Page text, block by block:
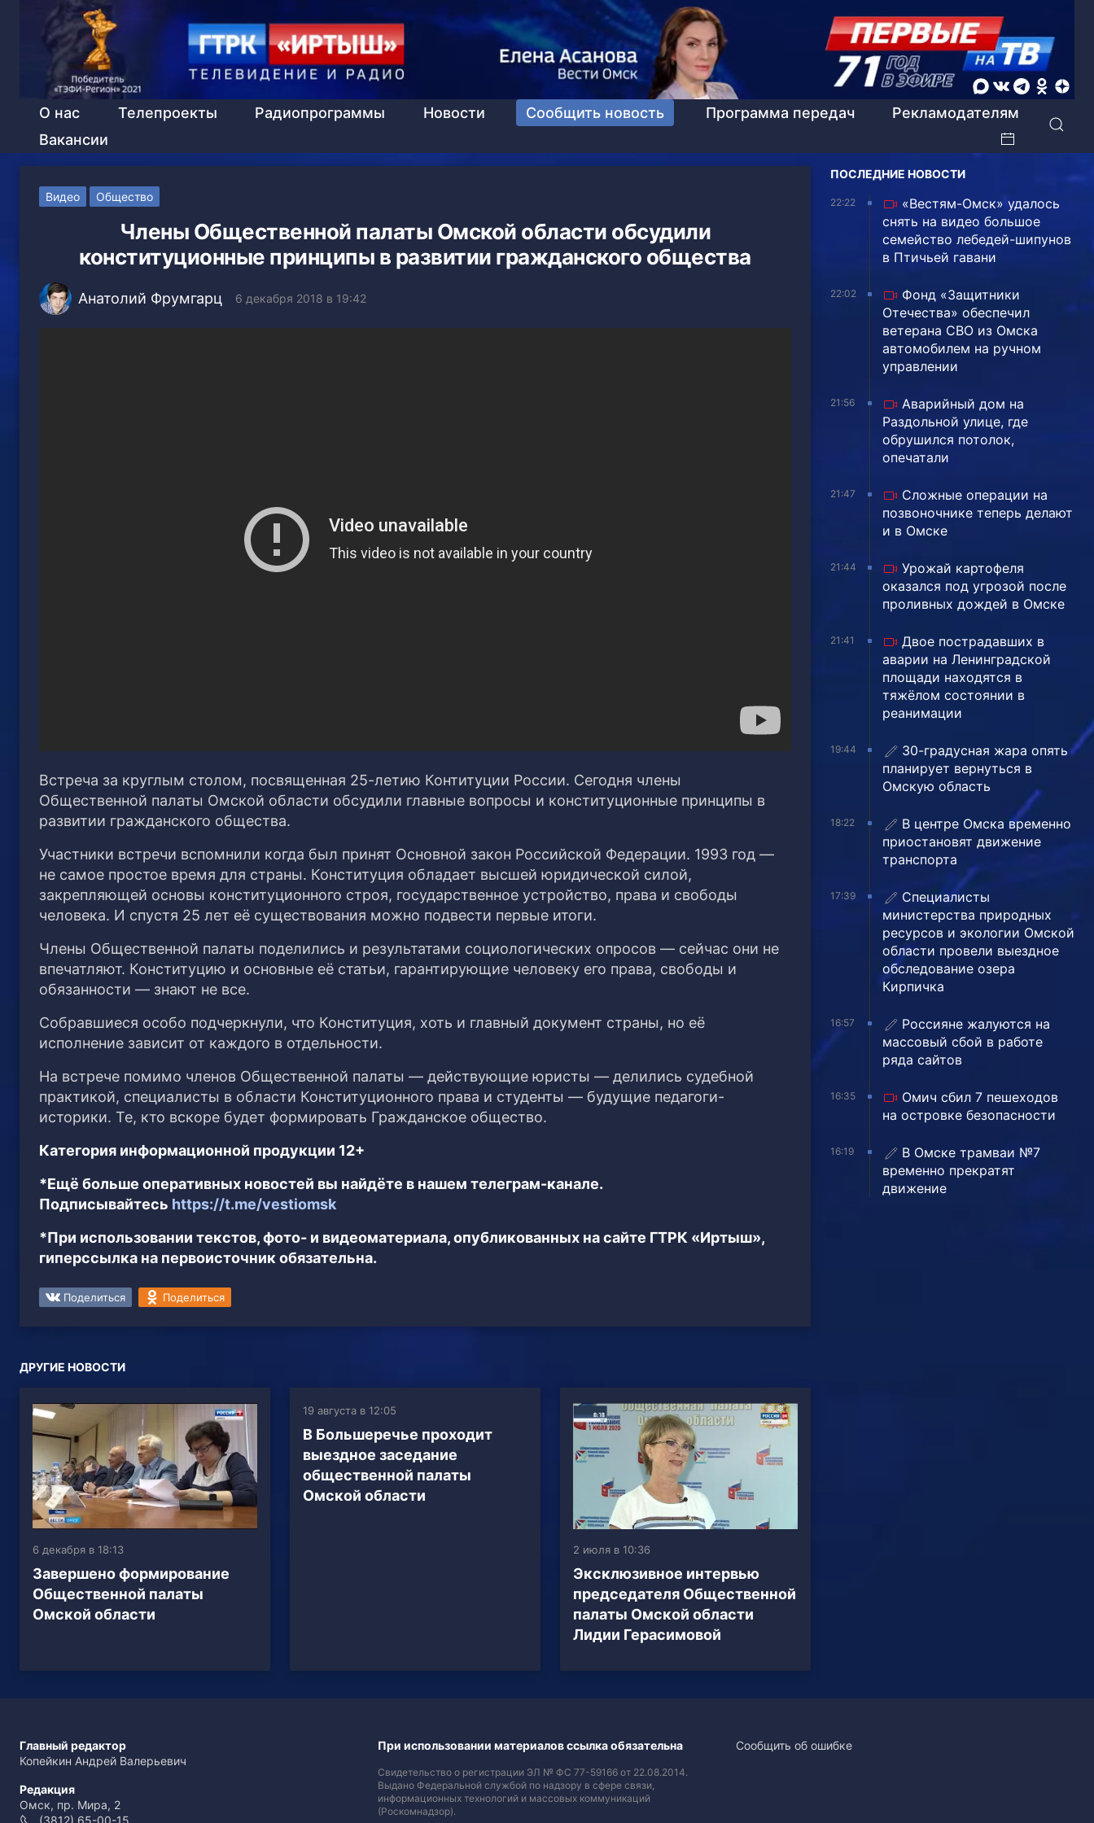
О нас Телепроекты Радиопрограммы Новости Сообщить новость Программа передач
Рекламодателям
Вакансии
Видео Общество
Члены Общественной палаты Омской области обсудили
конституционные принципы в развитии гражданского общества
Анатолий Фрумгарц 6 декабря 2018 в 19:42
Встреча за круглым столом, посвященная 25-летию Контитуции России. Сегодня члены
Общественной палаты Омской области обсудили главные вопросы и конституционные принципы в
развитии гражданского общества.
Участники встречи вспомнили когда был принят Основной закон Российской Федерации. 1993 год —
не самое простое время для страны. Конституция обладает высшей юридической силой,
закрепляющей основы конституционного строя, государственное устройство, права и свободы
человека. И спустя 25 лет её существования можно подвести первые итоги.
Члены Общественной палаты поделились и результатами социологических опросов — сейчас они не
впечатляют. Конституцию и основные её статьи, гарантирующие человеку его права, свободы и
обязанности — знают не все.
Собравшиеся особо подчеркнули, что Конституция, хоть и главный документ страны, но её
исполнение зависит от каждого в отдельности.
На встрече помимо членов Общественной палаты — действующие юристы — делились судебной
практикой, специалисты в области Конституционного права и студенты — будущие педагоги-
историки. Те, кто вскоре будет формировать Гражданское общество.
Категория информационной продукции 12+
*Ещё больше оперативных новостей вы найдёте в нашем телеграм-канале.
Подписывайтесь https://t.me/vestiomsk
*При использовании текстов, фото- и видеоматериала, опубликованных на сайте ГТРК «Иртыш»,
гиперссылка на первоисточник обязательна.
Поделиться Поделиться
ДРУГИЕ НОВОСТИ
6 декабря в 18:13
Завершено формирование
Общественной палаты
Омской области
19 августа в 12:05
В Большеречье проходит
выездное заседание
общественной палаты
Омской области
2 июля в 10:36
Эксклюзивное интервью
председателя Общественной
палаты Омской области
Лидии Герасимовой
ПОСЛЕДНИЕ НОВОСТИ
22:22
«Вестям-Омск» удалось
снять на видео большое
семейство лебедей-шипунов
в Птичьей гавани
22:02
Фонд «Защитники
Отечества» обеспечил
ветерана СВО из Омска
автомобилем на ручном
управлении
21:56
Аварийный дом на
Раздольной улице, где
обрушился потолок,
опечатали
21:47
Сложные операции на
позвоночнике теперь делают
и в Омске
21:44
Урожай картофеля
оказался под угрозой после
проливных дождей в Омске
21:41
Двое пострадавших в
аварии на Ленинградской
площади находятся в
тяжёлом состоянии в
реанимации
19:44
30-градусная жара опять
планирует вернуться в
Омскую область
18:22
В центре Омска временно
приостановят движение
транспорта
17:39
Специалисты
министерства природных
ресурсов и экологии Омской
области провели выездное
обследование озера
Кирпичка
16:57
Россияне жалуются на
массовый сбой в работе
ряда сайтов
16:35
Омич сбил 7 пешеходов
на островке безопасности
16:19
В Омске трамваи №7
временно прекратят
движение
Главный редактор
Копейкин Андрей Валерьевич
Редакция
Омск, пр. Мира, 2
При использовании материалов ссылка обязательна
Свидетельство о регистрации ЭЛ № ФС 77-59166 от 22.08.2014.
Выдано Федеральной службой по надзору в сфере связи,
информационных технологий и массовых коммуникаций
(Роскомнадзор).
Сообщить об ошибке